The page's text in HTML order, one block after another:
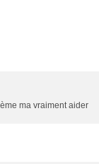
ma vraiment aider